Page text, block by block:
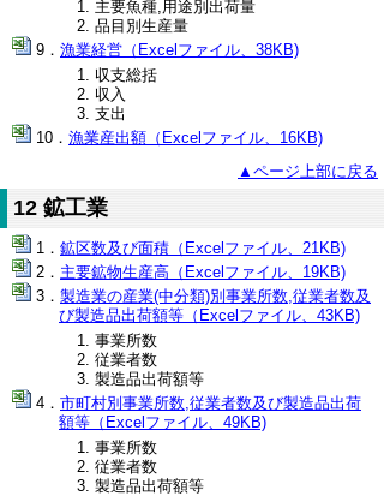
主要魚種,用途別出荷量
品目別生産量
漁業経営（Excelファイル、38KB)
収支総括
収入
支出
漁業産出額（Excelファイル、16KB)
▲ページ上部に戻る
12 鉱工業
鉱区数及び面積（Excelファイル、21KB)
主要鉱物生産高（Excelファイル、19KB)
製造業の産業(中分類)別事業所数,従業者数及
び製造品出荷額等（Excelファイル、43KB)
事業所数
従業者数
製造品出荷額等
市町村別事業所数,従業者数及び製造品出荷
額等（Excelファイル、49KB)
事業所数
従業者数
製造品出荷額等